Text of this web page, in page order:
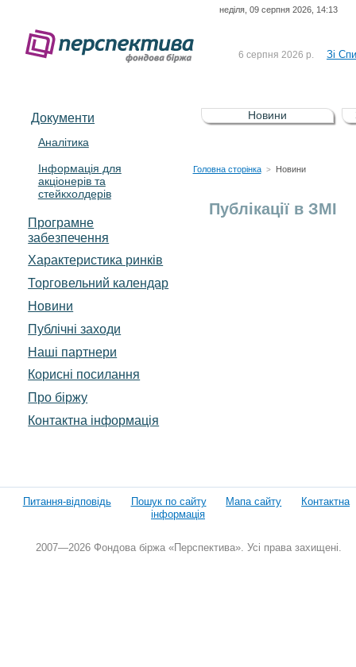
неділя, 09 серпня 2026, 14:13
6 серпня 2026 р. Зі
5 серпня 2026 р.
Зі
UA4000232607)
4 серпня 2026 р.
Документи
Аналітика
Інформація для
акціонерів та
стейкхолдерів
Програмне
забезпечення
Характеристика pинків
Торговельний календар
Новини
Публічні заходи
Наші партнери
Корисні посилання
Про біржу
Контактна інформація
Новини
Головна сторінка > Новини
Публікації в ЗМІ
Питання-відповідь Пошук по сайту Мапа сайту
Контактна
інформація
2007—2026 Фондова біржа «Перспектива». Усі права захищені.